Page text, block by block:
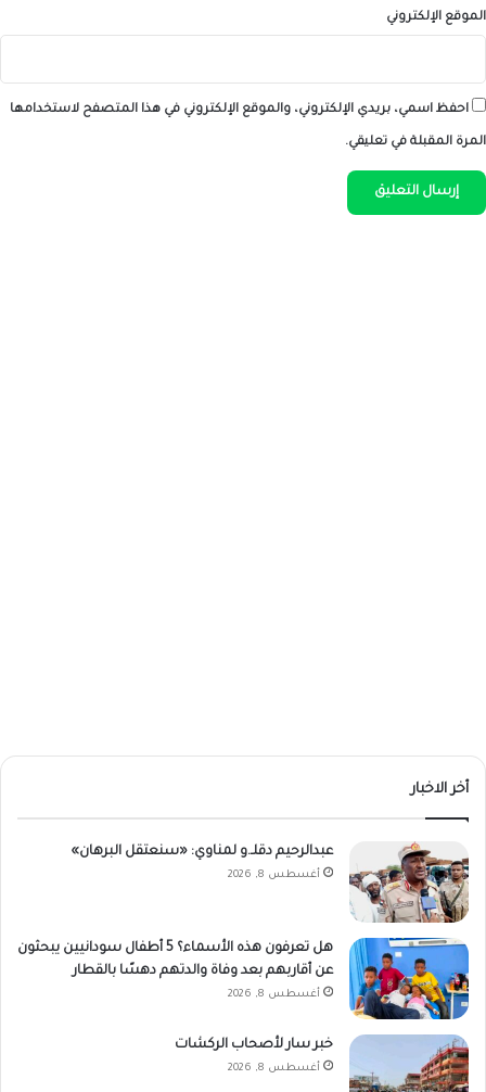
الموقع الإلكتروني
احفظ اسمي، بريدي الإلكتروني، والموقع الإلكتروني في هذا المتصفح لاستخدامها
المرة المقبلة في تعليقي.
أخر الاخبار
عبدالرحيم دقلـ.و لمناوي: «سنعتقل البرهان»
أغسطس 8, 2026
هل تعرفون هذه الأسماء؟ 5 أطفال سودانيين يبحثون
عن أقاربهم بعد وفاة والدتهم دهسًا بالقطار
أغسطس 8, 2026
خبر سار لأصحاب الركشات
أغسطس 8, 2026